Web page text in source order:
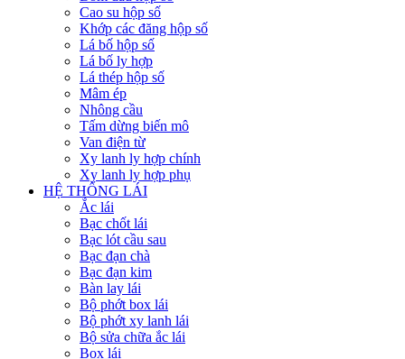
Cao su hộp số
Khớp các đăng hộp số
Lá bố hộp số
Lá bố ly hợp
Lá thép hộp số
Mâm ép
Nhông cầu
Tấm dừng biến mô
Van điện từ
Xy lanh ly hợp chính
Xy lanh ly hợp phụ
HỆ THỐNG LÁI
Ắc lái
Bạc chốt lái
Bạc lót cầu sau
Bạc đạn chà
Bạc đạn kim
Bàn lay lái
Bộ phớt box lái
Bộ phớt xy lanh lái
Bộ sửa chữa ắc lái
Box lái